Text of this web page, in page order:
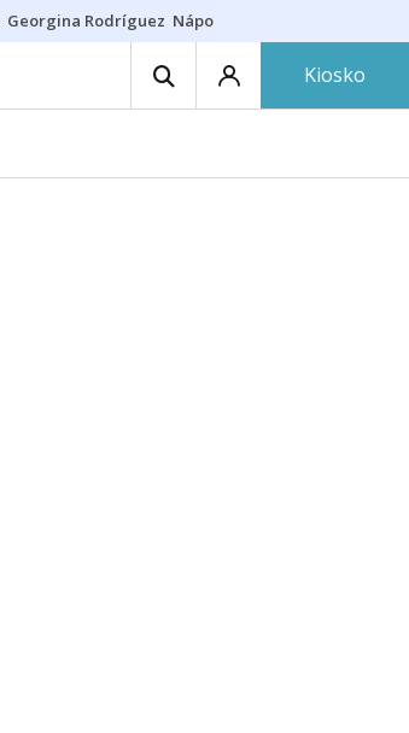
Georgina Rodríguez Nápoles - Osasuna
Kiosko